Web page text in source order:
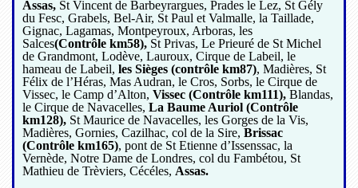
Assas, St Vincent de Barbeyrargues, Prades le Lez, St Gély
du Fesc, Grabels, Bel-Air, St Paul et Valmalle, la Taillade,
Gignac, Lagamas, Montpeyroux, Arboras, les
Salces(Contrôle km58), St Privas, Le Prieuré de St Michel
de Grandmont, Lodève, Lauroux, Cirque de Labeil, le
hameau de Labeil, les Sièges (contrôle km87), Madières, St
Félix de l’Héras, Mas Audran, le Cros, Sorbs, le Cirque de
Vissec, le Camp d’Alton, Vissec (Contrôle km111), Blandas,
le Cirque de Navacelles, La Baume Auriol (Contrôle
km128), St Maurice de Navacelles, les Gorges de la Vis,
Madières, Gornies, Cazilhac, col de la Sire, Brissac
(Contrôle km165), pont de St Etienne d’Issenssac, la
Vernède, Notre Dame de Londres, col du Fambétou, St
Mathieu de Trèviers, Cécéles, Assas.